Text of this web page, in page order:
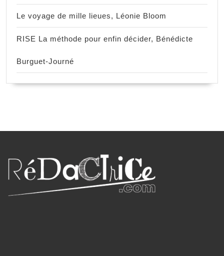
Le voyage de mille lieues, Léonie Bloom
RISE La méthode pour enfin décider, Bénédicte
Burguet-Journé